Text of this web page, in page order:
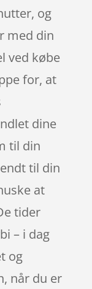
og
med din
ved købe
for, at
dine
til din
til din
at
tider
– i dag
og
når du er